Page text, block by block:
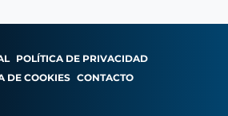
POLÍTICA DE PRIVACIDAD
DE COOKIES CONTACTO